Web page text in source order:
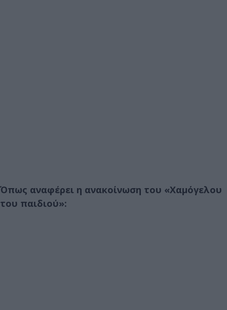
Όπως αναφέρει η ανακοίνωση του «Χαμόγελου
του παιδιού»: